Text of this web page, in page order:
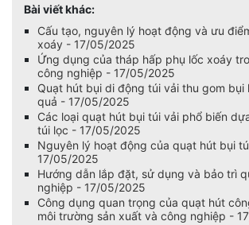
Bài viết khác:
Cấu tạo, nguyên lý hoạt động và ưu
xoáy - 17/05/2025
Ứng dụng của tháp hấp phụ lốc xoáy
công nghiệp - 17/05/2025
Quạt hút bụi di động túi vải thu gom bụi
quả - 17/05/2025
Các loại quạt hút bụi túi vải phổ biến
túi lọc - 17/05/2025
Nguyên lý hoạt động của quạt hút bụi
17/05/2025
Hướng dẫn lắp đặt, sử dụng và bảo trì
nghiệp - 17/05/2025
Công dụng quan trọng của quạt hút
môi trường sản xuất và công nghiệp -